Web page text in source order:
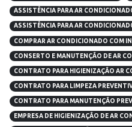
ASSISTÊNCIA PARA AR
ASSISTÊNCIA PARA AR
COMPRAR AR CONDICIONADO COM
CONSERTO E MANUTENÇÃO DE AR
CONTRATO PARA HIGIENIZAÇÃO AR
CONTRATO PARA LIMPEZA
CONTRATO PARA MANUTENÇÃO
EMPRESA DE HIGIENIZAÇÃO DE AR